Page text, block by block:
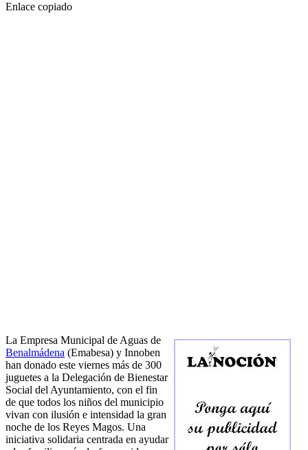
Enlace copiado
La Empresa Municipal de Aguas de
Benalmádena (Emabesa) y Innoben
han donado este viernes más de 300
juguetes a la Delegación de Bienestar
Social del Ayuntamiento, con el fin
de que todos los niños del municipio
vivan con ilusión e intensidad la gran
noche de los Reyes Magos. Una
iniciativa solidaria centrada en ayudar